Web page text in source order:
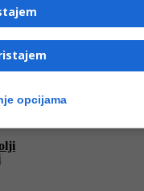
i
tvrdi
opcijama